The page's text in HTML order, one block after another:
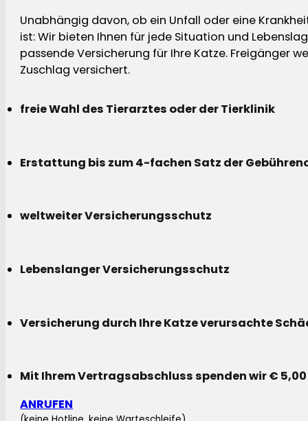
Unabhängig davon, ob ein Unfall oder eine
ist: Wir bieten Ihnen für jede Situation und
passende Versicherung für Ihre Katze. Freigänger
Zuschlag versichert.
freie Wahl des Tierarztes oder der Tierklinik
Erstattung bis zum 4-fachen Satz der
weltweiter Versicherungsschutz
Lebenslanger Versicherungsschutz
Versicherung durch Ihre Katze verursachte
Mit Ihrem Vertragsabschluss spenden wir €
ANRUFEN